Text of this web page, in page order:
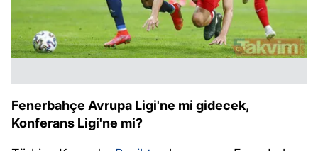
Fenerbahçe Avrupa Ligi'ne mi gidecek,
Konferans Ligi'ne mi?